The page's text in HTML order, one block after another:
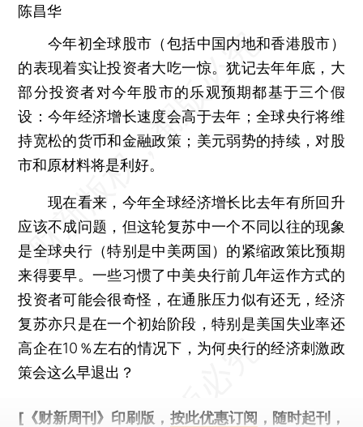
陈昌华
今年初全球股市（包括中国内地和香港股市）
的表现着实让投资者大吃一惊。犹记去年年底，大
部分投资者对今年股市的乐观预期都基于三个假
设：今年经济增长速度会高于去年；全球央行将维
持宽松的货币和金融政策；美元弱势的持续，对股
市和原材料将是利好。
现在看来，今年全球经济增长比去年有所回升
应该不成问题，但这轮复苏中一个不同以往的现象
是全球央行（特别是中美两国）的紧缩政策比预期
来得要早。一些习惯了中美央行前几年运作方式的
投资者可能会很奇怪，在通胀压力似有还无，经济
复苏亦只是在一个初始阶段，特别是美国失业率还
高企在10％左右的情况下，为何央行的经济刺激政
策会这么早退出？
[《财新周刊》印刷版， 按此优惠订阅 ，随时起刊，